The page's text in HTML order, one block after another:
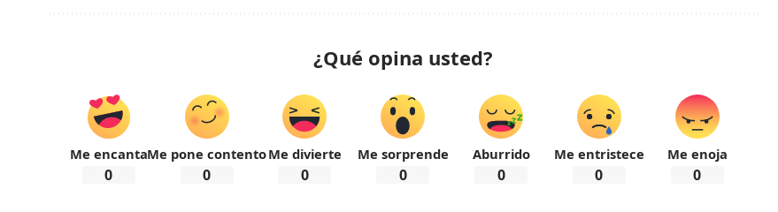
¿Qué opina usted?
Me encanta
0
Me pone contento
0
Me divierte
0
Me sorprende
0
Aburrido
0
Me entristece
0
Me enoja
0